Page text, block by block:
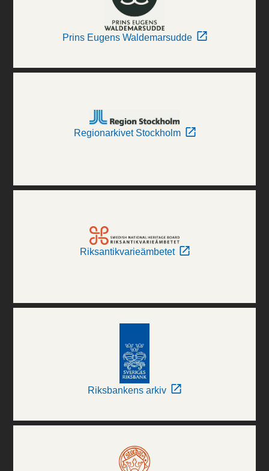
Prins Eugens Waldemarsudde
Regionarkivet Stockholm
Riksantikvarieämbetet
Riksbankens arkiv